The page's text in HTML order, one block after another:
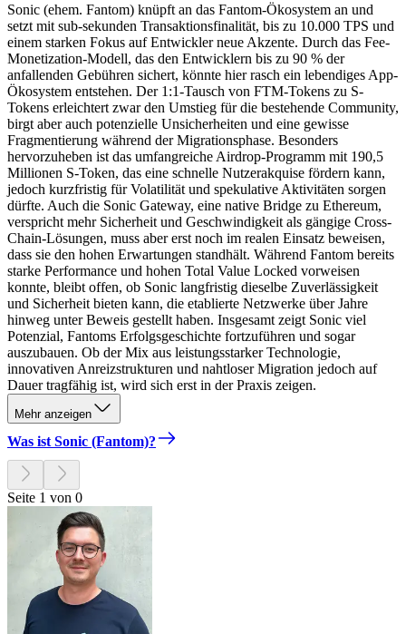
Sonic (ehem. Fantom) knüpft an das Fantom-Ökosystem an und
setzt mit sub-sekunden Transaktionsfinalität, bis zu 10.000 TPS und
einem starken Fokus auf Entwickler neue Akzente. Durch das Fee-
Monetization-Modell, das den Entwicklern bis zu 90 % der
anfallenden Gebühren sichert, könnte hier rasch ein lebendiges App-
Ökosystem entstehen. Der 1:1-Tausch von FTM-Tokens zu S-
Tokens erleichtert zwar den Umstieg für die bestehende Community,
birgt aber auch potenzielle Unsicherheiten und eine gewisse
Fragmentierung während der Migrationsphase. Besonders
hervorzuheben ist das umfangreiche Airdrop-Programm mit 190,5
Millionen S-Token, das eine schnelle Nutzerakquise fördern kann,
jedoch kurzfristig für Volatilität und spekulative Aktivitäten sorgen
dürfte. Auch die Sonic Gateway, eine native Bridge zu Ethereum,
verspricht mehr Sicherheit und Geschwindigkeit als gängige Cross-
Chain-Lösungen, muss aber erst noch im realen Einsatz beweisen,
dass sie den hohen Erwartungen standhält. Während Fantom bereits
starke Performance und hohen Total Value Locked vorweisen
konnte, bleibt offen, ob Sonic langfristig dieselbe Zuverlässigkeit
und Sicherheit bieten kann, die etablierte Netzwerke über Jahre
hinweg unter Beweis gestellt haben. Insgesamt zeigt Sonic viel
Potenzial, Fantoms Erfolgsgeschichte fortzuführen und sogar
auszubauen. Ob der Mix aus leistungsstarker Technologie,
innovativen Anreizstrukturen und nahtloser Migration jedoch auf
Dauer tragfähig ist, wird sich erst in der Praxis zeigen.
Mehr anzeigen
Was ist Sonic (Fantom)?
Seite 1 von 0